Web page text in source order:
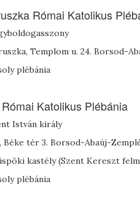
Római Katolikus
Templom u. 24. Borsod-
plébánia
Katolikus Plébánia
István király
Béke tér 3. Borsod-Abaúj-
kastély (Szent Kereszt
plébánia